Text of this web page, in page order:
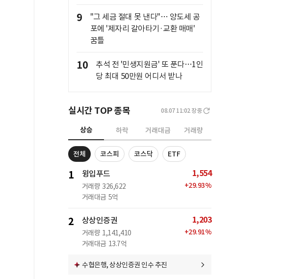
9
"그 세금 절대 못 낸다"… 양도세 공
포에 '제자리 갈아타기·교환 매매'
꿈틀
10
추석 전 '민생지원금' 또 푼다…1인
당 최대 50만원 어디서 받나
실시간 TOP 종목 08.07 11:02 장중
상승 하락 거래대금 거래량
전체 코스피 코스닥 ETF
1 윙입푸드
거래량 326,622
거래대금 5억
1,554
+29.93%
2 상상인증권
거래량 1,141,410
거래대금 13.7억
1,203
+29.91%
수협은행, 상상인증권 인수 추진